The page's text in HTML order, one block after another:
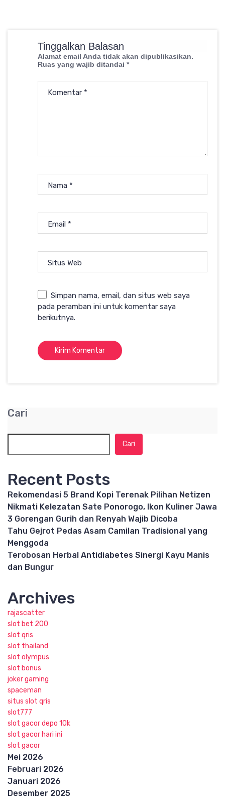
Tinggalkan Balasan
Alamat email Anda tidak akan dipublikasikan.
Ruas yang wajib ditandai *
Komentar *
Nama *
Email *
Situs Web
Simpan nama, email, dan situs web saya
pada peramban ini untuk komentar saya
berikutnya.
Cari
Cari
Recent Posts
Rekomendasi 5 Brand Kopi Terenak Pilihan Netizen
Nikmati Kelezatan Sate Ponorogo, Ikon Kuliner Jawa
3 Gorengan Gurih dan Renyah Wajib Dicoba
Tahu Gejrot Pedas Asam Camilan Tradisional yang
Menggoda
Terobosan Herbal Antidiabetes Sinergi Kayu Manis
dan Bungur
Archives
rajascatter
slot bet 200
slot qris
slot thailand
slot olympus
slot bonus
joker gaming
spaceman
situs slot qris
slot777
slot gacor depo 10k
slot gacor hari ini
slot gacor
Mei 2026
Februari 2026
Januari 2026
Desember 2025